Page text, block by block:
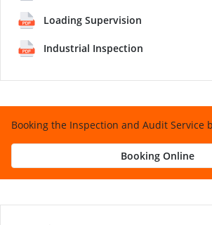
Loading Supervision
Industrial Inspection
Booking the Inspection and Audit Service
Booking Online